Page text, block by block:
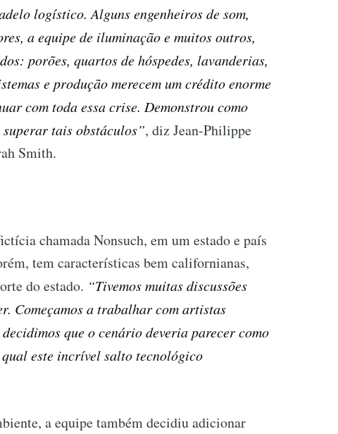
logístico. Alguns engenheiros de som,
a equipe de iluminação e muitos outros,
porões, quartos de hóspedes, lavanderias,
e produção merecem um crédito enorme
com toda essa crise. Demonstrou como
tais obstáculos”, diz Jean-Philippe
Smith.
chamada Nonsuch, em um estado e país
tem características bem californianas,
do estado. “Tivemos muitas discussões
Começamos a trabalhar com artistas
que o cenário deveria parecer como
este incrível salto tecnológico
a equipe também decidiu adicionar